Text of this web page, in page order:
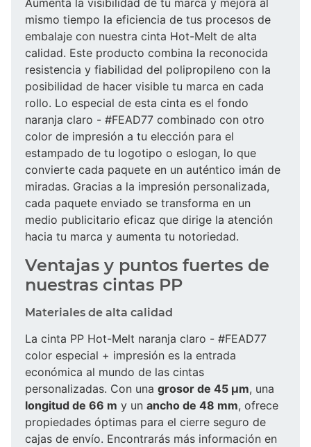
mismo tiempo la eficiencia de tus procesos de
embalaje con nuestra cinta Hot-Melt de alta
calidad. Este producto combina la reconocida
resistencia y fiabilidad del polipropileno con la
posibilidad de hacer visible tu marca en cada
rollo. Lo especial de esta cinta es el fondo
naranja claro - #FEAD77 combinado con otro
color de impresión a tu elección para el
estampado de tu logotipo o eslogan, lo que
convierte cada paquete en un auténtico imán de
miradas. Gracias a la impresión personalizada,
cada paquete enviado se transforma en un
medio publicitario eficaz que dirige la atención
hacia tu marca y aumenta tu notoriedad.
Ventajas y puntos fuertes de
nuestras cintas PP
Materiales de alta calidad
La cinta PP Hot-Melt naranja claro - #FEAD77
color especial + impresión es la entrada
económica al mundo de las cintas
personalizadas. Con una grosor de 45 µm, una
longitud de 66 m y un ancho de 48 mm, ofrece
propiedades óptimas para el cierre seguro de
cajas de envío. Encontrarás más información en